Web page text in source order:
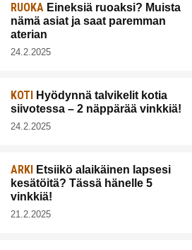
RUOKA Eineksiä ruoaksi? Muista
nämä asiat ja saat paremman
aterian
24.2.2025
KOTI
Hyödynnä talvikelit kotia
siivotessa – 2 näppärää vinkkiä!
24.2.2025
ARKI
Etsiikö alaikäinen lapsesi
kesätöitä? Tässä hänelle 5
vinkkiä!
21.2.2025